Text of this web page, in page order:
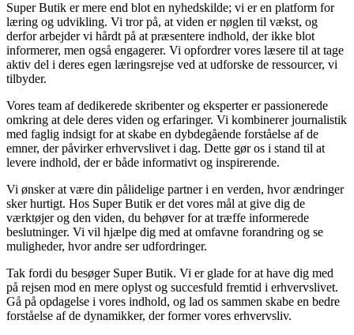
Super Butik er mere end blot en nyhedskilde; vi er en platform for
læring og udvikling. Vi tror på, at viden er nøglen til vækst, og
derfor arbejder vi hårdt på at præsentere indhold, der ikke blot
informerer, men også engagerer. Vi opfordrer vores læsere til at tage
aktiv del i deres egen læringsrejse ved at udforske de ressourcer, vi
tilbyder.
Vores team af dedikerede skribenter og eksperter er passionerede
omkring at dele deres viden og erfaringer. Vi kombinerer journalistik
med faglig indsigt for at skabe en dybdegående forståelse af de
emner, der påvirker erhvervslivet i dag. Dette gør os i stand til at
levere indhold, der er både informativt og inspirerende.
Vi ønsker at være din pålidelige partner i en verden, hvor ændringer
sker hurtigt. Hos Super Butik er det vores mål at give dig de
værktøjer og den viden, du behøver for at træffe informerede
beslutninger. Vi vil hjælpe dig med at omfavne forandring og se
muligheder, hvor andre ser udfordringer.
Tak fordi du besøger Super Butik. Vi er glade for at have dig med
på rejsen mod en mere oplyst og succesfuld fremtid i erhvervslivet.
Gå på opdagelse i vores indhold, og lad os sammen skabe en bedre
forståelse af de dynamikker, der former vores erhvervsliv.